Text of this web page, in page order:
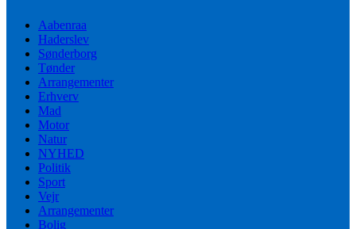
Aabenraa
Haderslev
Sønderborg
Tønder
Arrangementer
Erhverv
Mad
Motor
Natur
NYHED
Politik
Sport
Vejr
Arrangementer
Bolig